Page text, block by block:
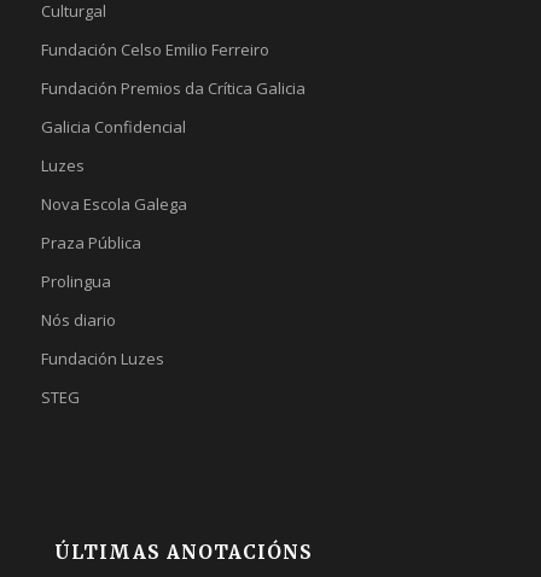
Culturgal
Fundación Celso Emilio Ferreiro
Fundación Premios da Crítica Galicia
Galicia Confidencial
Luzes
Nova Escola Galega
Praza Pública
Prolingua
Nós diario
Fundación Luzes
STEG
ÚLTIMAS ANOTACIÓNS